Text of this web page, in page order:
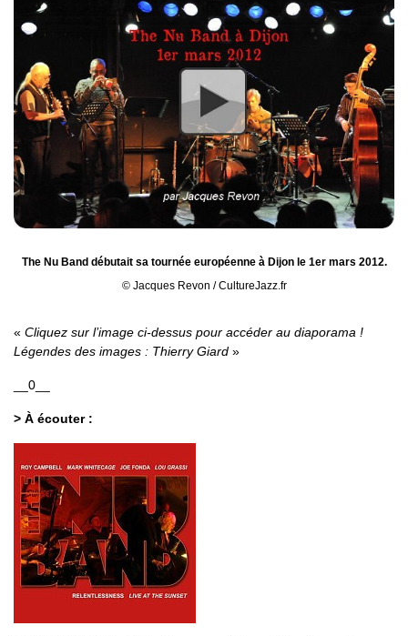
The Nu Band débutait sa tournée européenne à Dijon le 1er mars 2012.
© Jacques Revon / CultureJazz.fr
Cliquez sur l’image ci-dessus pour accéder au diaporama !
Légendes des images : Thierry Giard
__0__
> À écouter :